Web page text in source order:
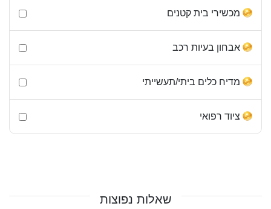
מכשירי בית קטנים
אבחון בעיות רכב
מדיח כלים ביתי/תעשייתי
ציוד רפואי
שאלות נפוצות